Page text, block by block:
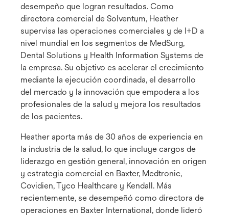
desempeño que logran resultados. Como
directora comercial de Solventum, Heather
supervisa las operaciones comerciales y de I+D a
nivel mundial en los segmentos de MedSurg,
Dental Solutions y Health Information Systems de
la empresa. Su objetivo es acelerar el crecimiento
mediante la ejecución coordinada, el desarrollo
del mercado y la innovación que empodera a los
profesionales de la salud y mejora los resultados
de los pacientes.
Heather aporta más de 30 años de experiencia en
la industria de la salud, lo que incluye cargos de
liderazgo en gestión general, innovación en origen
y estrategia comercial en Baxter, Medtronic,
Covidien, Tyco Healthcare y Kendall. Más
recientemente, se desempeñó como directora de
operaciones en Baxter International, donde lideró